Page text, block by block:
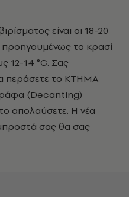
είναι οι 18-20
προηγουμένως το κρασί
12-14 °C. Σας
περάσετε το ΚΤΗΜΑ
(Decanting)
απολαύσετε. Η νέα
σας θα σας